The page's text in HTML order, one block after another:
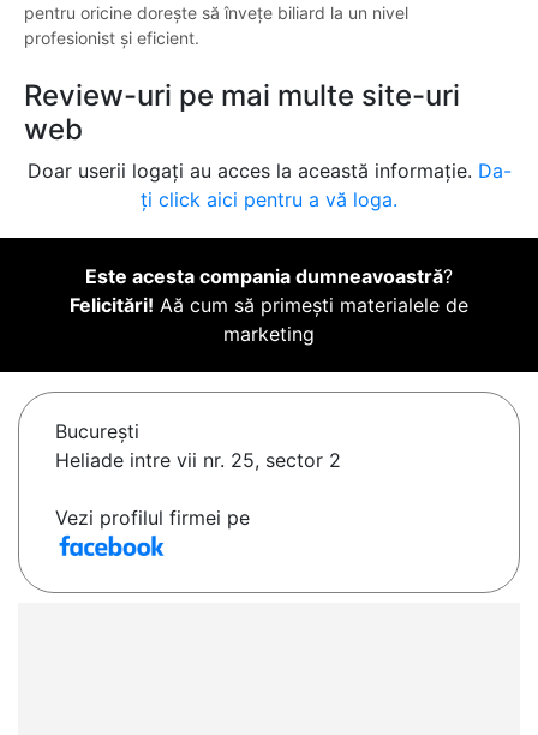
pentru oricine dorește să învețe biliard la un nivel
profesionist și eficient.
Review-uri pe mai multe site-uri
web
Doar userii logați au acces la această informație. Da-
ți click aici pentru a vă loga.
Este acesta compania dumneavoastră?
Felicitări! Aă cum să primești materialele de
marketing
Bucureşti
Heliade intre vii nr. 25, sector 2
Vezi profilul firmei pe